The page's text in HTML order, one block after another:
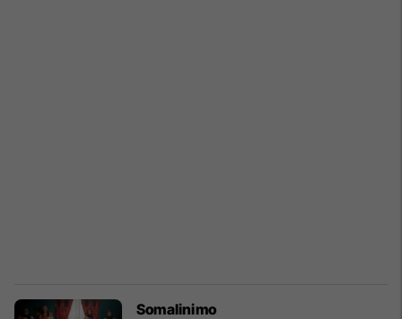
Somalinimo